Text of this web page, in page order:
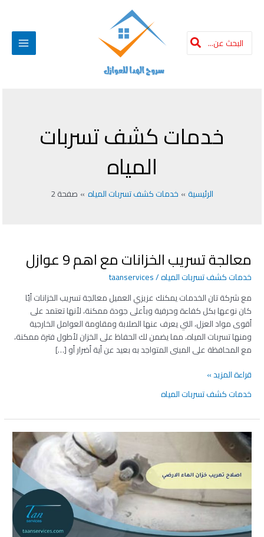
المحتوى
البحث
عن:
خدمات كشف تسربات
المياه
الرئيسية خدمات كشف تسربات المياه صفحة 2
معالجة تسريب الخزانات مع اهم 9 عوازل
خدمات كشف تسربات المياه/
taanservices
مع شركة تان الخدمات يمكنك عزيزي العميل معالجة تسريب الخزانات أيًا
كان نوعها بكل كفاءة وحرفية وبأعلى جودة ممكنة، لأنها تعتمد على
أقوى مواد العزل، التي يعرف عنها الصلابة ومقاومة العوامل الخارجية
ومنها تسربات المياه، مما يضمن لك الحفاظ على الخزان لأطول فترة ممكنة،
مع المحافظة على المبنى المتواجد به بعيد عن أية أضرار أو […]
معالجة
الخزانات مع
اهم
9
عوازل
قراءة المزيد »
خدمات كشف تسربات المياه
اصلاح
تهريب
خزان
الماء
الارضي
مع
اهم
7